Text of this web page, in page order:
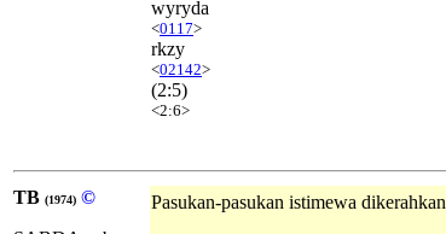
wyryda
<0117>
rkzy
<02142>
(2:5)
<2:6>
TB (1974) ©
Pasukan-pasukan istimewa dikerahkan